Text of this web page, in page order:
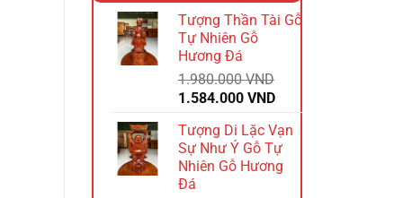
Tượng Thần Tài Gỗ
Tự Nhiên Gỗ
Hương Đá
1.980.000VND
Giá
là:
1.980.000 VND.
1.584.000 VNDGiá
hiện
tại
là:
1.584.000 VND.
Tượng Di Lặc Vạn
Sự Như Ý Gỗ Tự
Nhiên Gỗ Hương
Đá